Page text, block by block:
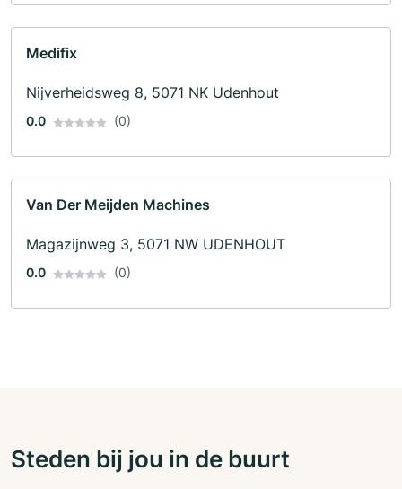
Medifix
Nijverheidsweg 8, 5071 NK Udenhout
0.0 (0)
Van Der Meijden Machines
Magazijnweg 3, 5071 NW UDENHOUT
0.0 (0)
Steden bij jou in de buurt